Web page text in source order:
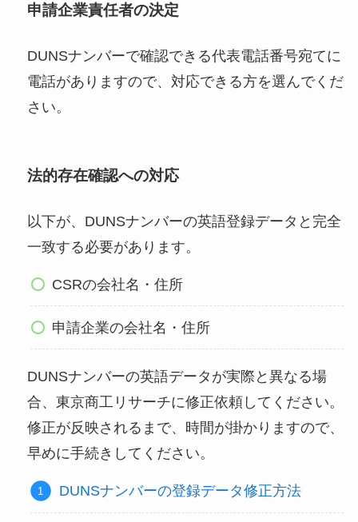
申請企業責任者の決定
DUNSナンバーで確認できる代表電話番号宛てに
電話がありますので、対応できる方を選んでくだ
さい。
法的存在確認への対応
以下が、DUNSナンバーの英語登録データと完全
一致する必要があります。
CSRの会社名・住所
申請企業の会社名・住所
DUNSナンバーの英語データが実際と異なる場
合、東京商工リサーチに修正依頼してください。
修正が反映されるまで、時間が掛かりますので、
早めに手続きしてください。
DUNSナンバーの登録データ修正方法